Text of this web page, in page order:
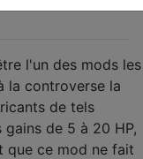
l'un des mods les
la controverse la
de tels
de 5 à 20 HP,
que ce mod ne fait